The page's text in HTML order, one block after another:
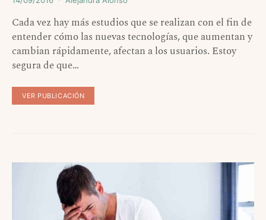
Cada vez hay más estudios que se realizan con el fin de
entender cómo las nuevas tecnologías, que aumentan y
cambian rápidamente, afectan a los usuarios. Estoy
segura de que…
VER PUBLICACIÓN